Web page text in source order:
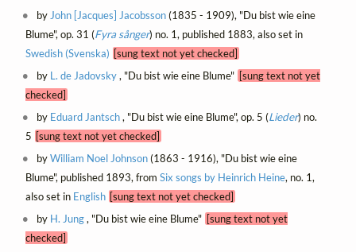
by John [Jacques] Jacobsson(1835 - 1909), "Du bist wie eine
Blume", op. 31 (Fyra sånger) no. 1, published 1883, also set in
Swedish (Svenska) [sung text not yet checked]
by L. de Jadovsky, "Du bist wie eine Blume"[sung text not yet
checked]
by Eduard Jantsch, "Du bist wie eine Blume", op. 5 (Lieder) no.
5 [sung text not yet checked]
byWilliam Noel Johnson(1863 - 1916), "Du bist wie eine
Blume", published 1893, from Six songs by Heinrich Heine, no. 1,
also set in English [sung text not yet checked]
by H. Jung, "Du bist wie eine Blume" [sung text not yet
checked]